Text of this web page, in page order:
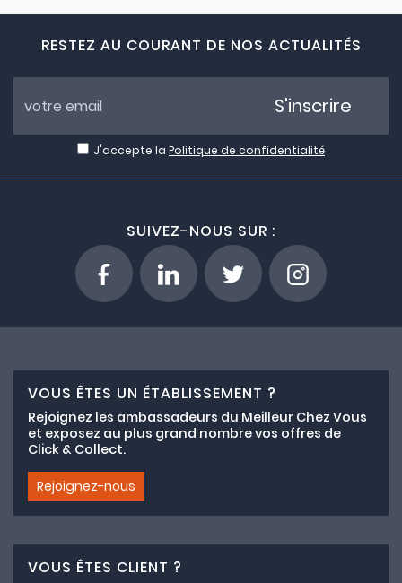
RESTEZ AU COURANT DE NOS ACTUALITÉS
J'accepte la Politique de confidentialité
S'inscrire
SUIVEZ-NOUS SUR :
VOUS ÊTES UN ÉTABLISSEMENT ?
Rejoignez les ambassadeurs du Meilleur Chez Vous
et exposez au plus grand nombre vos offres de
Click & Collect.
Rejoignez-nous
VOUS ÊTES CLIENT ?